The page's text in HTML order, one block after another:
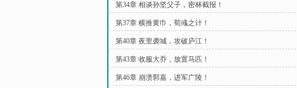
第34章 相谈孙坚父子，密林截报！
第37章 横推黄巾，荀彧之计！
第40章 夜里袭城，攻破庐江！
第43章 收服大乔，放置马匹！
第46章 崩溃郭嘉，进军广陵！